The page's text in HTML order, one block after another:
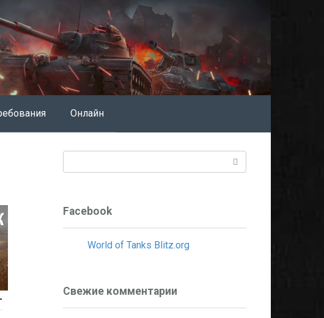
Онлайн
Facebook
World of Tanks Blitz.org
Свежие комментарии